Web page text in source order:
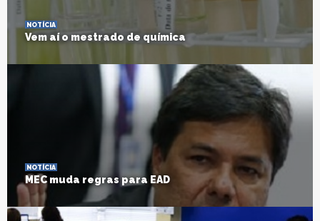
NOTÍCIA
Vem aí o mestrado de química
NOTÍCIA
MEC muda regras para EAD